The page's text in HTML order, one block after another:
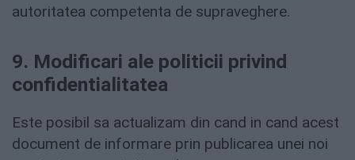
autoritatea competenta de supraveghere.
9. Modificari ale politicii privind
confidentialitatea
Este posibil sa actualizam din cand in cand acest
document de informare prin publicarea unei noi